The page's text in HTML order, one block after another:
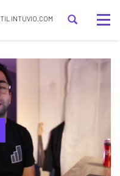
TIL INTUVIO.COM